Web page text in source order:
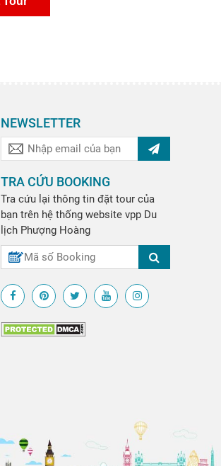
NEWSLETTER
TRA CỨU BOOKING
Tra cứu lại thông tin đặt tour của
bạn trên hệ thống website vpp Du
lịch Phượng Hoàng